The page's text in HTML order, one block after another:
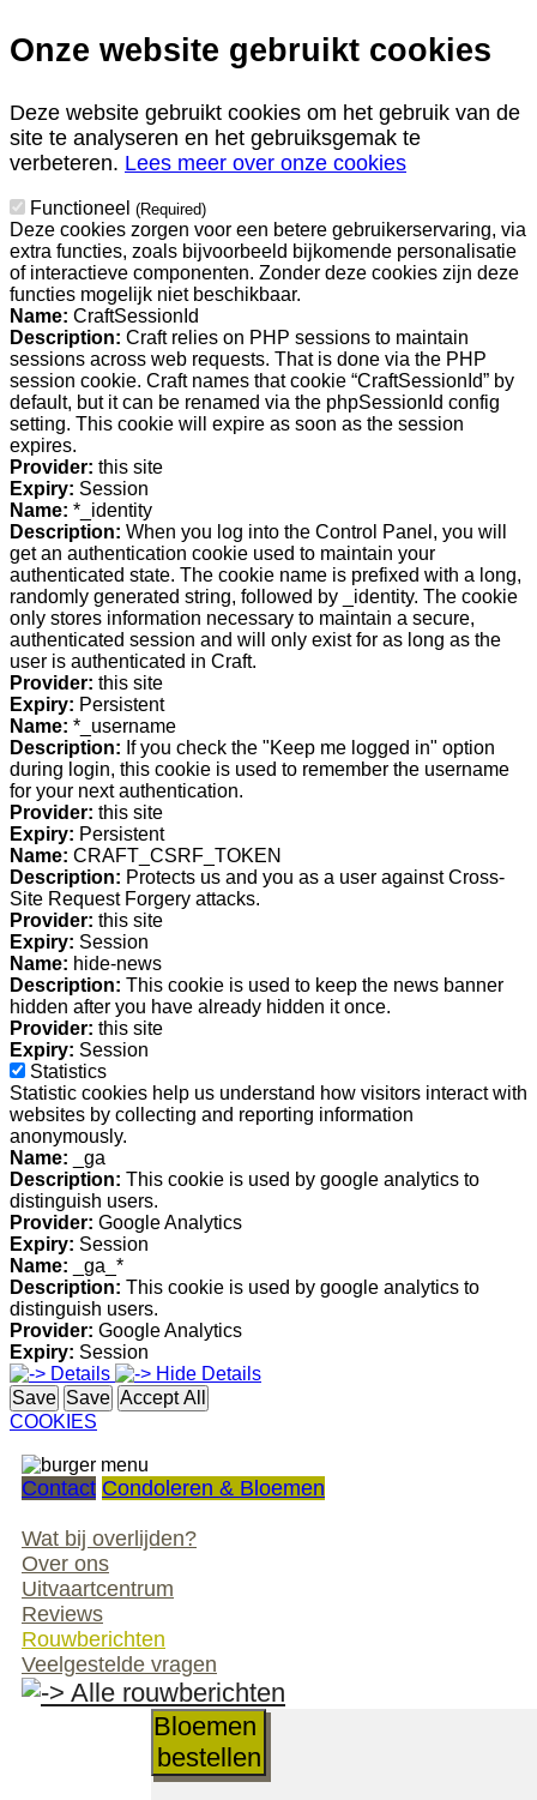
Onze website gebruikt cookies
Deze website gebruikt cookies om het gebruik van de
site te analyseren en het gebruiksgemak te
verbeteren. Lees meer over onze cookies
Functioneel (Required)
Deze cookies zorgen voor een betere gebruikerservaring, via
extra functies, zoals bijvoorbeeld bijkomende personalisatie
of interactieve componenten. Zonder deze cookies zijn deze
functies mogelijk niet beschikbaar.
Name: CraftSessionId
Description: Craft relies on PHP sessions to maintain
sessions across web requests. That is done via the PHP
session cookie. Craft names that cookie “CraftSessionId” by
default, but it can be renamed via the phpSessionId config
setting. This cookie will expire as soon as the session
expires.
Provider: this site
Expiry: Session
Name: *_identity
Description: When you log into the Control Panel, you will
get an authentication cookie used to maintain your
authenticated state. The cookie name is prefixed with a long,
randomly generated string, followed by _identity. The cookie
only stores information necessary to maintain a secure,
authenticated session and will only exist for as long as the
user is authenticated in Craft.
Provider: this site
Expiry: Persistent
Name: *_username
Description: If you check the "Keep me logged in" option
during login, this cookie is used to remember the username
for your next authentication.
Provider: this site
Expiry: Persistent
Name: CRAFT_CSRF_TOKEN
Description: Protects us and you as a user against Cross-
Site Request Forgery attacks.
Provider: this site
Expiry: Session
Name: hide-news
Description: This cookie is used to keep the news banner
hidden after you have already hidden it once.
Provider: this site
Expiry: Session
Statistics
Statistic cookies help us understand how visitors interact with
websites by collecting and reporting information
anonymously.
Name:
_ga
Description: This cookie is used by google analytics to
distinguish users.
Provider: Google Analytics
Expiry: Session
Name:
_ga_*
Description: This cookie is used by google analytics to
distinguish users.
Provider: Google Analytics
Expiry: Session
Details
Hide Details
Save Save Accept All
COOKIES
Contact Condoleren & Bloemen
Wat bij overlijden?
Over ons
Uitvaartcentrum
Reviews
Rouwberichten
Veelgestelde vragen
Alle rouwberichten
Bloemen
bestellen